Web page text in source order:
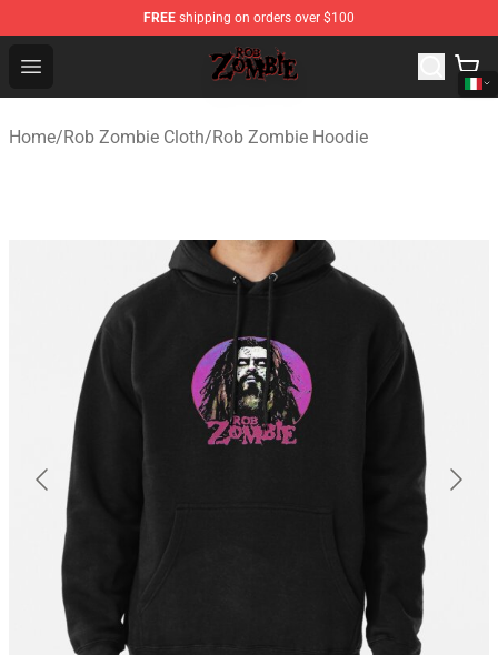
FREE shipping on orders over $100
Open menu
Rob Zombie Shop - Official Rob Zombie Merchandise
Home/Rob Zombie Cloth/Rob Zombie Hoodie